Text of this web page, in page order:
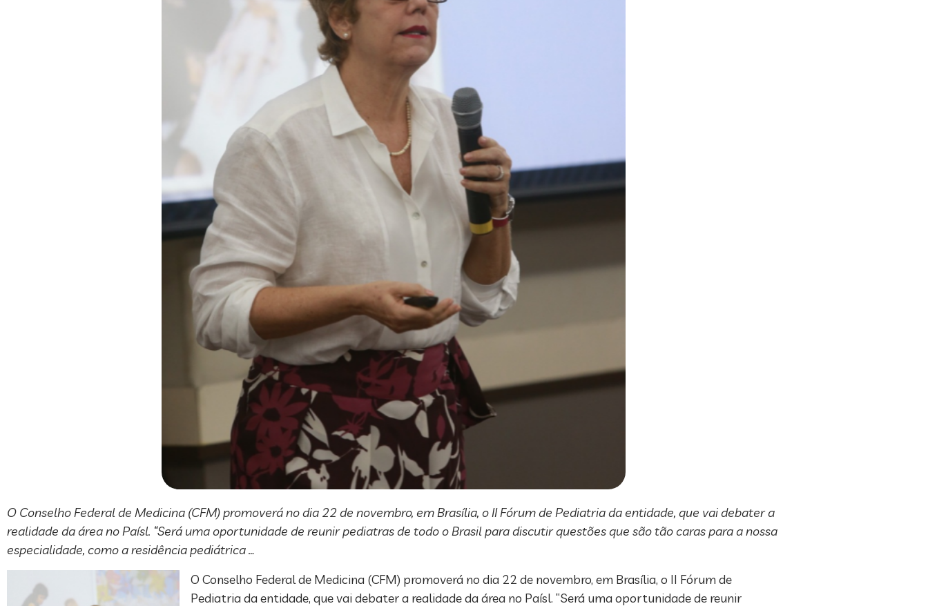
O Conselho Federal de Medicina (CFM) promoverá no dia 22 de novembro, em Brasília, o II Fórum de Pediatria da entidade, que vai debater a
realidade da área no Paísl. “Será uma oportunidade de reunir pediatras de todo o Brasil para discutir questões que são tão caras para a nossa
especialidade, como a residência pediátrica …
O Conselho Federal de Medicina (CFM) promoverá no dia 22 de novembro, em Brasília, o II Fórum de
Pediatria da entidade, que vai debater a realidade da área no Paísl. “Será uma oportunidade de reunir